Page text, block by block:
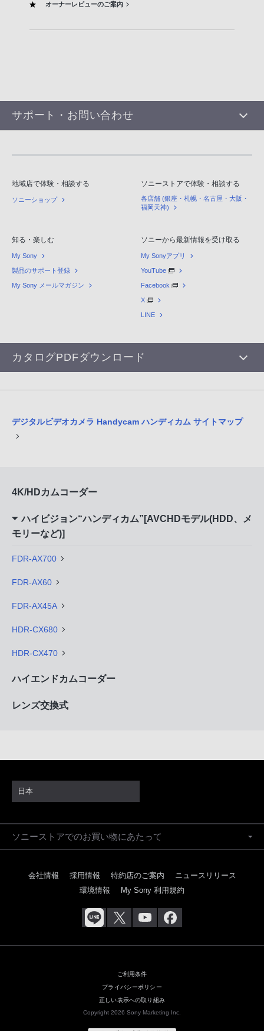
オーナーレビューのご案内
サポート・お問い合わせ
地域店で体験・相談する
ソニーショップ
ソニーストアで体験・相談する
各店舗 (銀座・札幌・名古屋・大阪・
福岡天神)
知る・楽しむ
My Sony
製品のサポート登録
My Sony メールマガジン
ソニーから最新情報を受け取る
My Sonyアプリ
YouTube
Facebook
X
LINE
カタログPDFダウンロード
デジタルビデオカメラ Handycam ハンディカム サイトマップ
4K/HDカムコーダー
ハイビジョン“ハンディカム”[AVCHDモデル(HDD、メ
モリーなど)]
FDR-AX700
FDR-AX60
FDR-AX45A
HDR-CX680
HDR-CX470
ハイエンドカムコーダー
レンズ交換式
日本
ソニーストアでのお買い物にあたって
会社情報 採用情報 特約店のご案内
ニュースリリース
環境情報
My Sony 利用規約
ご利用条件
プライバシーポリシー
正しい表示への取り組み
Copyright 2026 Sony Marketing Inc.